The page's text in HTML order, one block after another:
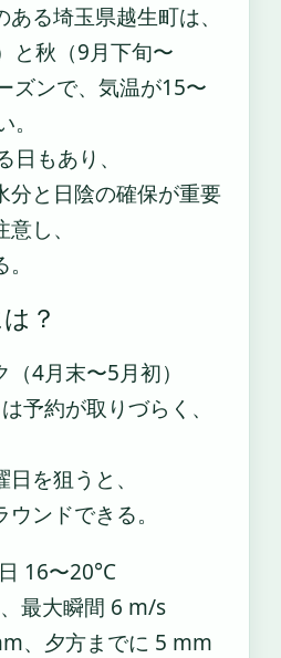
る埼玉県越生町は、
と秋（9月下旬〜
ズンで、気温が15〜
日もあり、
分と日陰の確保が重要
し、
？
4月末〜5月初）
予約が取りづらく、
を狙うと、
ンドできる。
16〜20°C
最大瞬間 6 m/s
、夕方までに 5 mm